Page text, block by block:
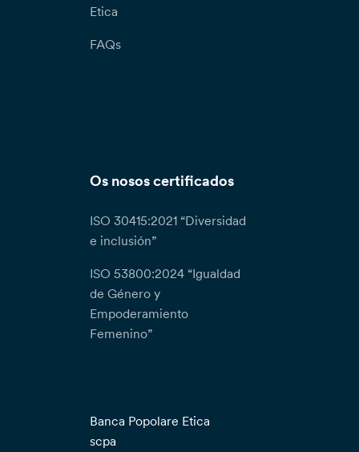
Etica
FAQs
Os nosos certificados
ISO 30415:2021 “Diversidad
e inclusión”
ISO 53800:2024 “Igualdad
de Género y
Empoderamiento
Femenino”
Banca Popolare Etica
scpa